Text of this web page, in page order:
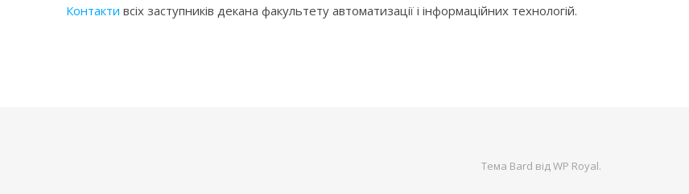
Контакти всіх заступників декана факультету автоматизації і інформаційних технологій.
Тема Bard відWP Royal.